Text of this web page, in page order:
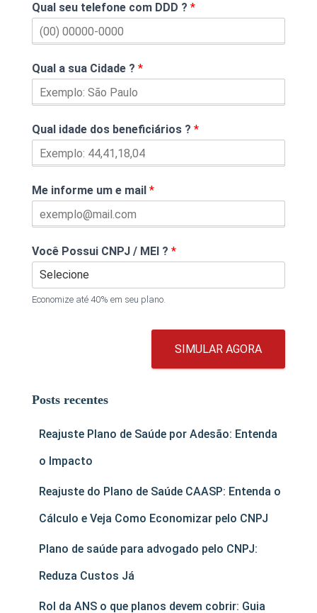
Qual seu telefone com DDD ? *
Qual a sua Cidade ? *
Qual idade dos beneficiários ? *
Me informe um e mail *
Você Possui CNPJ / MEI ? *
Economize até 40% em seu plano.
SIMULAR AGORA
Posts recentes
Reajuste Plano de Saúde por Adesão: Entenda
o Impacto
Reajuste do Plano de Saúde CAASP: Entenda o
Cálculo e Veja Como Economizar pelo CNPJ
Plano de saúde para advogado pelo CNPJ:
Reduza Custos Já
Rol da ANS o que planos devem cobrir: Guia